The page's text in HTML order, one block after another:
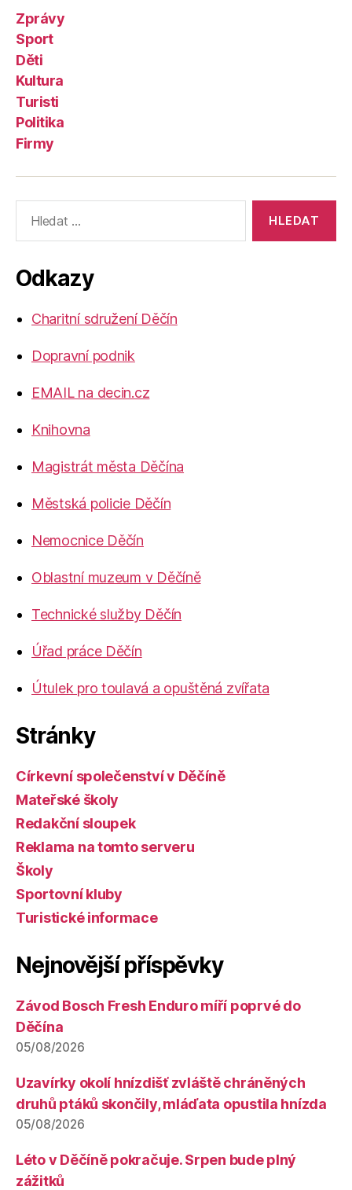
Zprávy
Sport
Děti
Kultura
Turisti
Politika
Firmy
vyhledávání:
Odkazy
Charitní sdružení Děčín
Dopravní podnik
EMAIL na decin.cz
Knihovna
Magistrát města Děčína
Městská policie Děčín
Nemocnice Děčín
Oblastní muzeum v Děčíně
Technické služby Děčín
Úřad práce Děčín
Útulek pro toulavá a opuštěná zvířata
Stránky
Církevní společenství v Děčíně
Mateřské školy
Redakční sloupek
Reklama na tomto serveru
Školy
Sportovní kluby
Turistické informace
Nejnovější příspěvky
Závod Bosch Fresh Enduro míří poprvé do
Děčína
05/08/2026
Uzavírky okolí hnízdišť zvláště chráněných
druhů ptáků skončily, mláďata opustila hnízda
05/08/2026
Léto v Děčíně pokračuje. Srpen bude plný
zážitků